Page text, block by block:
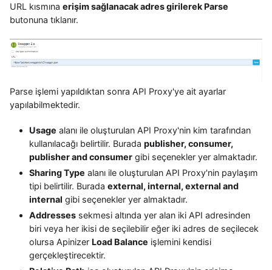
URL kısmına erişim sağlanacak adres girilerek Parse
butonuna tıklanır.
Parse işlemi yapıldıktan sonra API Proxy'ye ait ayarlar
yapılabilmektedir.
Usage alanı ile oluşturulan API Proxy'nin kim tarafından
kullanılacağı belirtilir. Burada publisher, consumer,
publisher and consumer gibi seçenekler yer almaktadır.
Sharing Type alanı ile oluşturulan API Proxy'nin paylaşım
tipi belirtilir. Burada external, internal, external and
internal gibi seçenekler yer almaktadır.
Addresses sekmesi altında yer alan iki API adresinden
biri veya her ikisi de seçilebilir eğer iki adres de seçilecek
olursa Apinizer Load Balance işlemini kendisi
gerçekleştirecektir.